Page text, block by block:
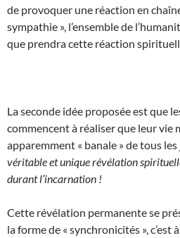
de provoquer une réaction en
sympathie », l’ensemble de
que prendra cette réaction
La seconde idée proposée est que
commencent à réaliser que leur vie
apparemment « banale » de tous les
véritable et unique révélation
durant l’incarnation !
Cette révélation permanente se
la forme de « synchronicités », c’est